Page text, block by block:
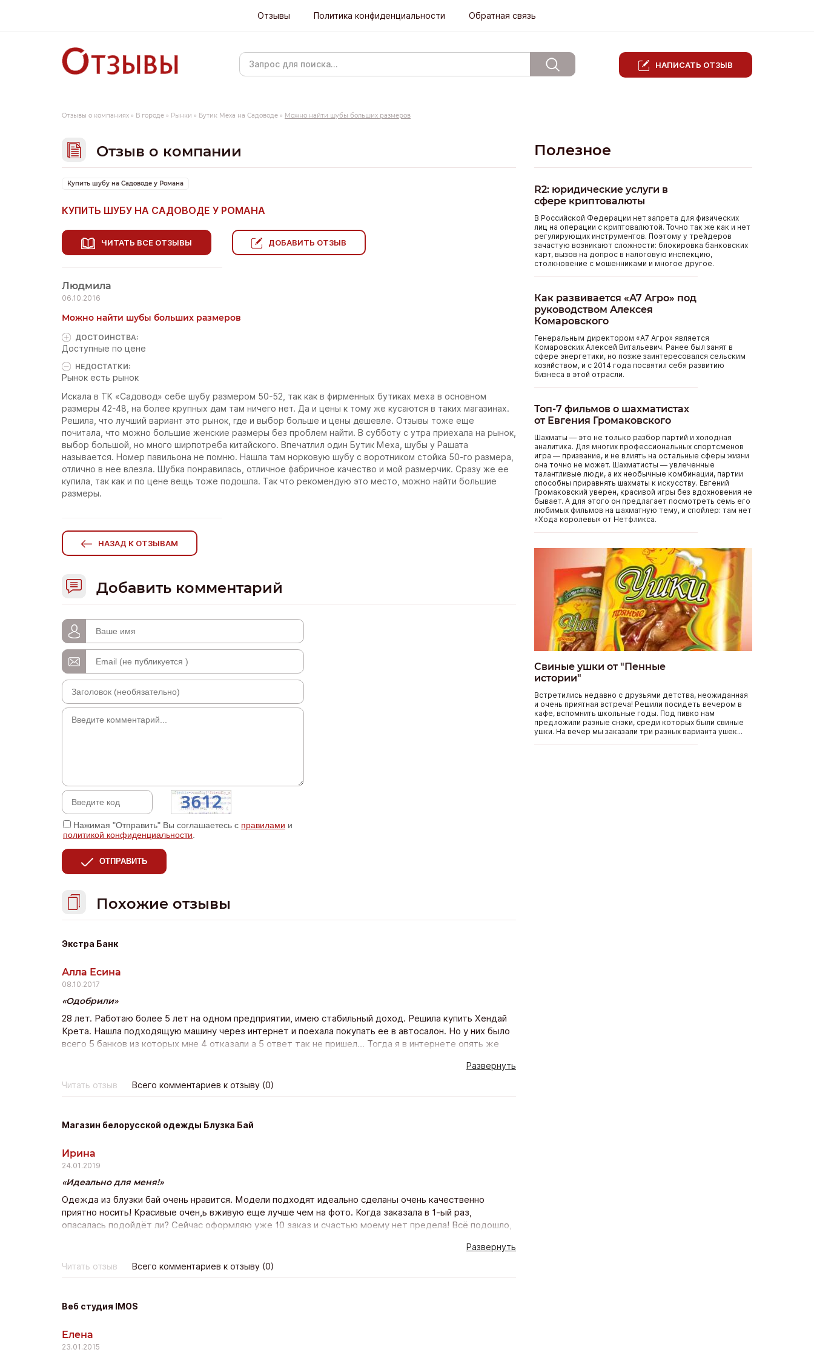
Отзывы Политика конфиденциальности Обратная связь
НАПИСАТЬ ОТЗЫВ
Отзывы о компаниях » В городе » Рынки » Бутик Меха на Садоводе » Можно найти шубы больших размеров
Отзыв о компании
Купить шубу на Садоводе у Романа
КУПИТЬ ШУБУ НА САДОВОДЕ У РОМАНА
ЧИТАТЬ ВСЕ ОТЗЫВЫ ДОБАВИТЬ ОТЗЫВ
Людмила
06.10.2016
Можно найти шубы больших размеров
ДОСТОИНCТВА:
Доступные по цене
НЕДОСТАТКИ:
Рынок есть рынок
Искала в ТК «Садовод» себе шубу размером 50-52, так как в фирменных бутиках меха в основном
размеры 42-48, на более крупных дам там ничего нет. Да и цены к тому же кусаются в таких магазинах.
Решила, что лучший вариант это рынок, где и выбор больше и цены дешевле. Отзывы тоже еще
почитала, что можно большие женские размеры без проблем найти. В субботу с утра приехала на рынок,
выбор большой, но много ширпотреба китайского. Впечатлил один Бутик Меха, шубы у Рашата
называется. Номер павильона не помню. Нашла там норковую шубу с воротником стойка 50-го размера,
отлично в нее влезла. Шубка понравилась, отличное фабричное качество и мой размерчик. Сразу же ее
купила, так как и по цене вещь тоже подошла. Так что рекомендую это место, можно найти большие
размеры.
НАЗАД К ОТЗЫВАМ
Добавить комментарий
Нажимая "Отправить" Вы соглашаетесь с правилами и
политикой конфиденциальности
ОТПРАВИТЬ
Похожие отзывы
Экстра Банк
Алла Есина
08.10.2017
Одобрили
28 лет. Работаю более 5 лет на одном предприятии, имею стабильный доход. Решила купить Хендай
Крета. Нашла подходящую машину через интернет и поехала покупать ее в автосалон. Но у них было
всего 5 банков из которых мне 4 отказали а 5 ответ так не пришел… Тогда я в интернете опять же
только с Экстра банка с других даже не перезвонили. Предложили программу кредитования на 5 лет
со страховкой дсаго на авто (это расширенный пакет осаго). Оформила кредит одним днем поехала и
Развернуть
Читать отзыв
Всего комментариев к отзыву (0)
Магазин белорусской одежды Блузка Бай
Ирина
24.01.2019
Идеально для меня!
Одежда из блузки бай очень нравится. Модели подходят идеально сделаны очень качественно
приятно носить! Красивые очен,ь вживую еще лучше чем на фото. Когда заказала в 1-ый раз,
опасалась подойдёт ли? Сейчас оформляю уже 10 заказ и счастью моему нет предела! Всё подошло,
Развернуть
Читать отзыв
Всего комментариев к отзыву (0)
Веб студия IMOS
Елена
23.01.2015
Полезное
R2: юридические услуги в
сфере криптовалюты
В Российской Федерации нет запрета для физических
лиц на операции с криптовалютой. Точно так же как и нет
регулирующих инструментов. Поэтому у трейдеров
зачастую возникают сложности: блокировка банковских
карт, вызов на допрос в налоговую инспекцию,
столкновение с мошенниками и многое другое.
Как развивается «А7 Агро» под
руководством Алексея
Комаровского
Генеральным директором «А7 Агро» является
Комаровских Алексей Витальевич. Ранее был занят в
сфере энергетики, но позже заинтересовался сельским
хозяйством, и с 2014 года посвятил себя развитию
бизнеса в этой отрасли.
Топ-7 фильмов о шахматистах
от Евгения Громаковского
Шахматы — это не только разбор партий и холодная
аналитика. Для многих профессиональных спортсменов
игра — призвание, и не влиять на остальные сферы жизни
она точно не может. Шахматисты — увлеченные
талантливые люди, а их необычные комбинации, партии
способны приравнять шахматы к искусству. Евгений
Громаковский уверен, красивой игры без вдохновения не
бывает. А для этого он предлагает посмотреть семь его
любимых фильмов на шахматную тему, и спойлер: там нет
«Хода королевы» от Нетфликса.
Свиные ушки от "Пенные
истории"
Встретились недавно с друзьями детства, неожиданная
и очень приятная встреча! Решили посидеть вечером в
кафе, вспомнить школьные годы. Под пивко нам
предложили разные снэки, среди которых были свиные
ушки. На вечер мы заказали три разных варианта ушек...